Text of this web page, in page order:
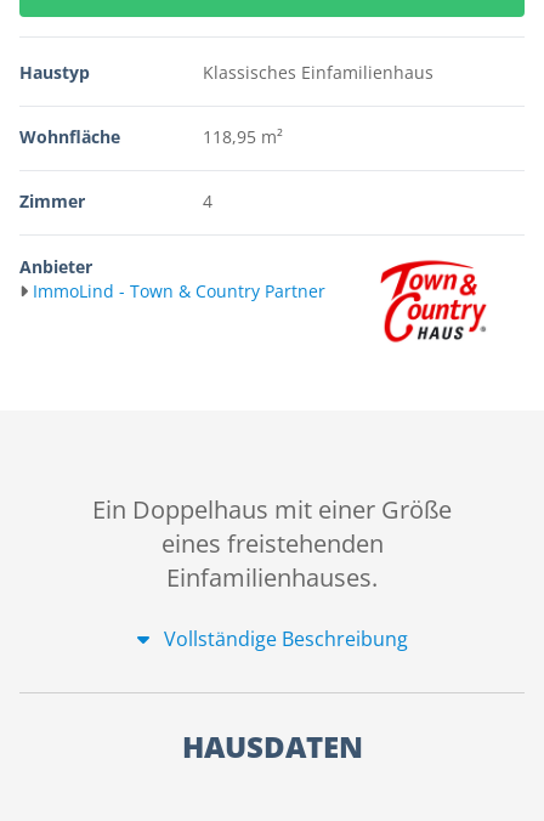
Haustyp Klassisches Einfamilienhaus
Wohnfläche 118,95 m²
Zimmer 4
Anbieter
ImmoLind - Town & Country Partner
Ein Doppelhaus mit einer Größe
eines freistehenden
Einfamilienhauses.
Vollständige Beschreibung
HAUSDATEN